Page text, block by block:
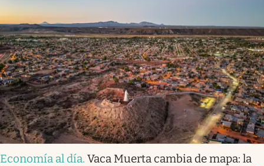
Economía al día. Vaca Muerta cambia de mapa: la